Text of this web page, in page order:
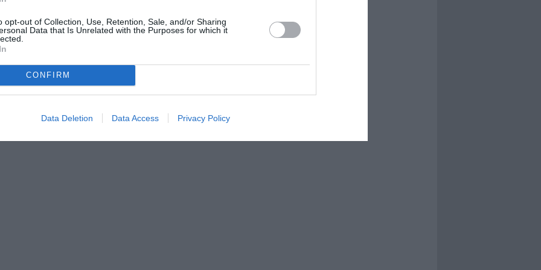
opt-out of Collection, Use, Retention, Sale, and/or Sharing
Data that Is Unrelated with the Purposes for which it
CONFIRM
Data Deletion Data Access Privacy Policy
che ha gia’ portato alla
per l’Immigrazione della Prefettura,
del Lavoro, per le verifiche
dell’Inps, per i controlli sui
di assunzione da parte del
per i rilievi dattiloscopici.